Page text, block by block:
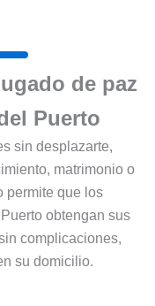
de paz
Puerto
sin desplazarte,
matrimonio o
permite que los
obtengan sus
complicaciones,
su domicilio.